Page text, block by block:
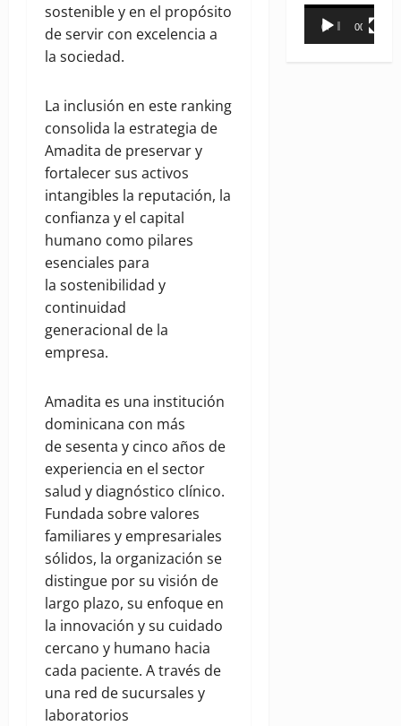
sostenible y en el propósito
de servir con excelencia a
la sociedad.
La inclusión en este ranking
consolida la estrategia de
Amadita de preservar y
fortalecer sus activos
intangibles la reputación, la
confianza y el capital
humano como pilares
esenciales para
la sostenibilidad y
continuidad
generacional de la
empresa.
Amadita es una institución
dominicana con más
de sesenta y cinco años de
experiencia en el sector
salud y diagnóstico clínico.
Fundada sobre valores
familiares y empresariales
sólidos, la organización se
distingue por su visión de
largo plazo, su enfoque en
la innovación y su cuidado
cercano y humano hacia
cada paciente. A través de
una red de sucursales y
laboratorios
Reproductor
00:00 00:31